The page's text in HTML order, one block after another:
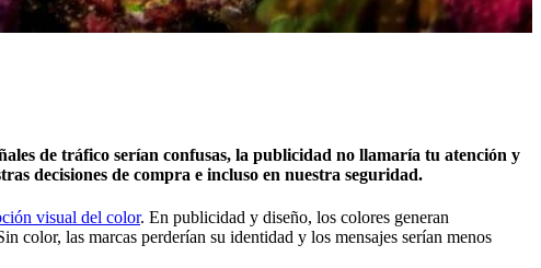
de tráfico serían confusas, la publicidad no llamaría tu atención y
decisiones de compra e incluso en nuestra seguridad.
visual del color. En publicidad y diseño, los colores generan
color, las marcas perderían su identidad y los mensajes serían menos